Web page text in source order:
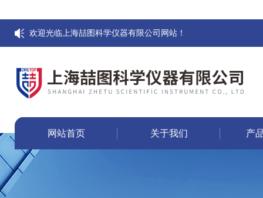
欢迎光临上海喆图科学仪器有限公司网站！
网站首页 关于我们 产